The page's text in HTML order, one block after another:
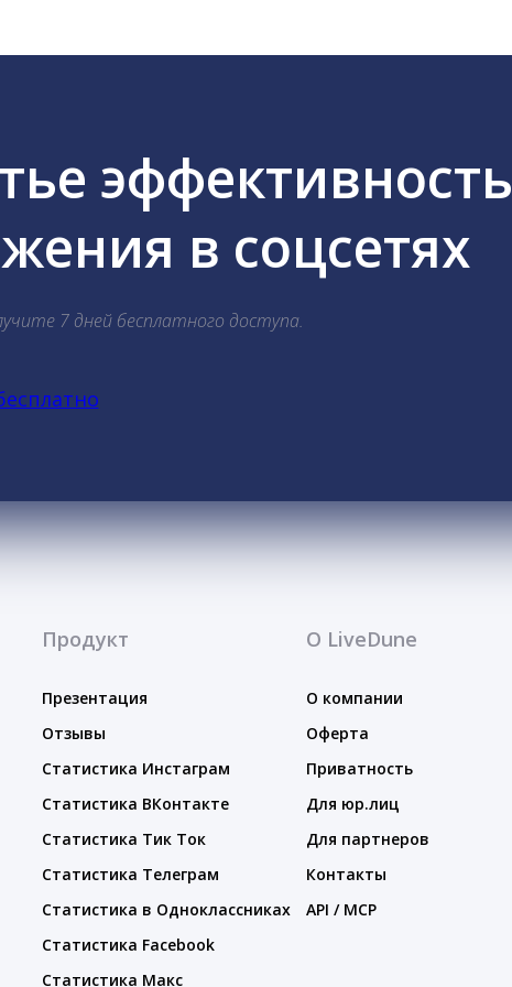
эффективность
в соцсетях
7 дней бесплатного доступа.
Продукт
Презентация
Отзывы
Статистика Инстаграм
Статистика ВКонтакте
Статистика Тик Ток
Статистика Телеграм
Статистика в Одноклассниках
Статистика Facebook
Статистика Макс
О LiveDune
О компании
Оферта
Приватность
Для юр.лиц
Для партнеров
Контакты
API / MCP